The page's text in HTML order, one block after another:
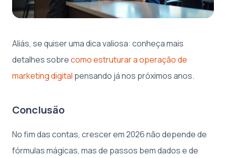
Aliás, se quiser uma dica valiosa: conheça mais
detalhes sobrecomo estruturar a operação de
marketing digital pensando já nos próximos anos.
Conclusão
No fim das contas, crescer em 2026 não depende de
fórmulas mágicas, mas de passos bem dados e de